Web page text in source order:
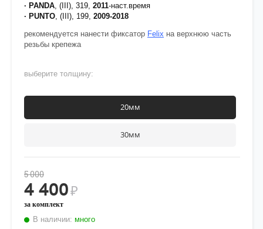
· PANDA , (III), 319, 2011-наст.время
· PUNTO , (III), 199, 2009-2018
рекомендуется нанести фиксатор Felix на верхнюю часть
резьбы крепежа
выберите толщину:
20мм
30мм
5 000
4 400₽
за комплект
В наличии: много